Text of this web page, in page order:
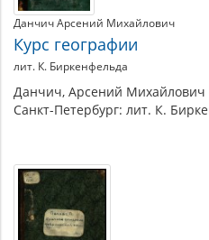
Данчич Арсений Михайлович
Курс географии
лит. К. Биркенфельда
Данчич, Арсений Михайлович
Санкт-Петербург: лит. К.